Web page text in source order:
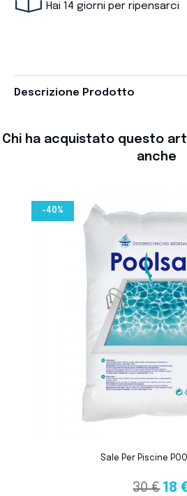
Hai 14 giorni per ripensarci
Descrizione Prodotto
Chi ha acquistato questo
anche
Sale Per Piscine
30 € 18
-40%